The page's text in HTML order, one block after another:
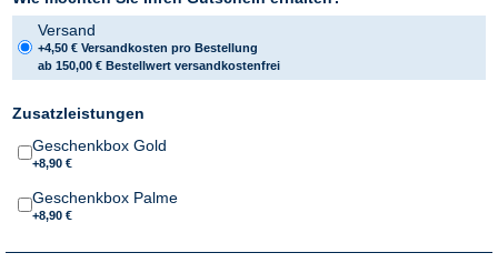
Versand
+4,50 € Versandkosten pro Bestellung
ab 150,00 € Bestellwert versandkostenfrei
Zusatzleistungen
Geschenkbox Gold
+8,90 €
Geschenkbox Palme
+8,90 €